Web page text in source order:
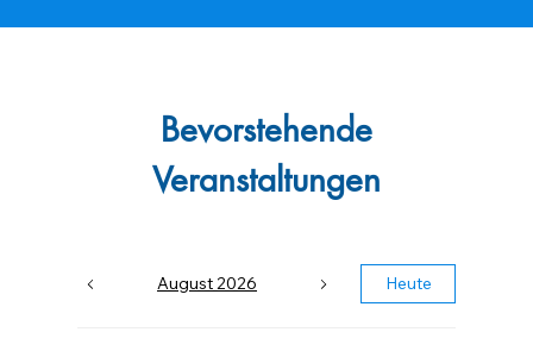
Bevorstehende
Veranstaltungen
August 2026 Heute